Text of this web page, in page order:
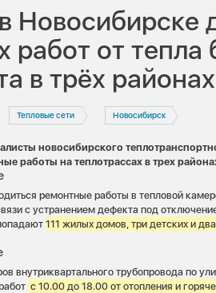
Новосибирске
работ от тепла
в трёх
Тепловые сети Новосибирск
новосибирского
работы на теплотрассах в трех
ремонтные работы в тепловой
с устранением дефекта под
111 жилых домов, три детских и
внутриквартального трубопровода по
с 10.00 до 18.00 от отопления и